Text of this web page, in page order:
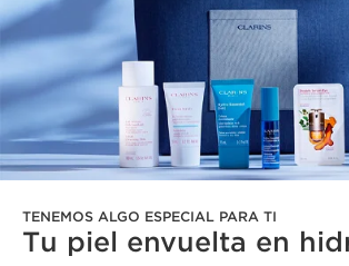
TENEMOS ALGO ESPECIAL PARA TI
Tu piel envuelta en